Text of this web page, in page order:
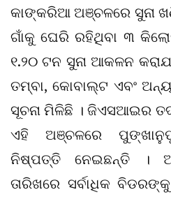
କାଙ୍କରିଆ ଅଞ୍ଚଳରେ ସୁନା
ଗାଁକୁ ଘେରି ରହିଥିବା ୩
୧.୨୦ ଟନ ସୁନା ଆକଳନ
ତମ୍ବା, କୋବାଲ୍ଟ ଏବଂ
ସୂଚନା ମିଳିଛି । ଜିଏସଆଇର
ଏହି ଅଞ୍ଚଳରେ
ନିଷ୍ପତ୍ତି ନେଇଛନ୍ତି ।
ତାରିଖରେ ସର୍ବାଧିକ